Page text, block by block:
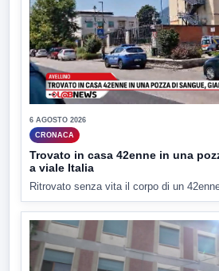
6 AGOSTO 2026
CRONACA
Trovato in casa 42enne in una
a viale Italia
Ritrovato senza vita il corpo di un